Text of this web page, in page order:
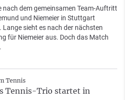
nach dem gemeinsamen Team-Auftritt
und Niemeier in Stuttgart
Lange sieht es nach der nächsten
für Niemeier aus. Doch das Match
Tennis
Tennis-Trio startet in